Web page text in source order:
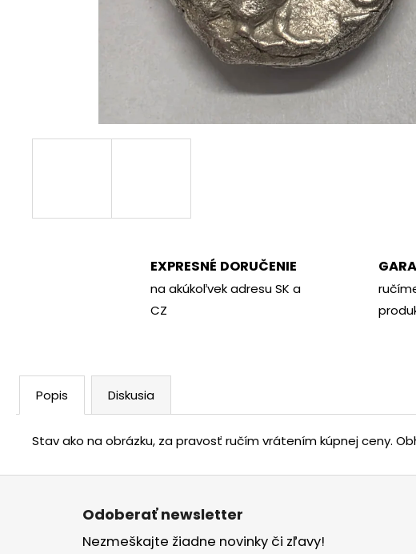
EXPRESNÉ DORUČENIE
na akúkoľvek adresu SK a
CZ
Popis Diskusia
Stav ako na obrázku, za pravosť ručím vrátením kúpnej ceny.
€350
Z
Odoberať newsletter
Nezmeškajte žiadne novinky či zľavy!